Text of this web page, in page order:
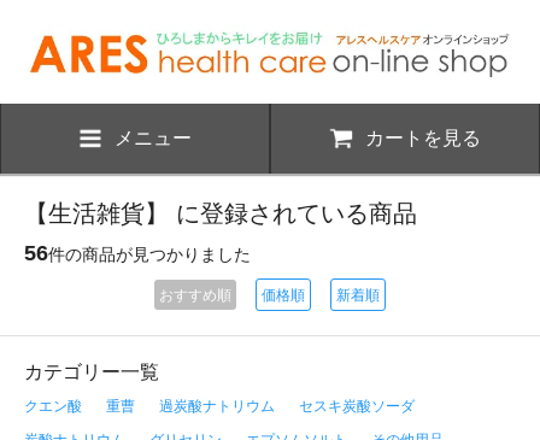
メニュー カートを見る
【生活雑貨】 に登録されている商品
56件の商品が見つかりました
おすすめ順 価格順 新着順
カテゴリー一覧
クエン酸 重曹 過炭酸ナトリウム
セスキ炭酸ソーダ